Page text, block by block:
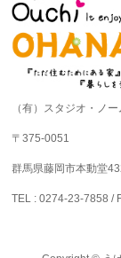
（有）スタジオ・ノー
〒375-0051
群馬県藤岡市本動堂
TEL : 0274-23-7858 /